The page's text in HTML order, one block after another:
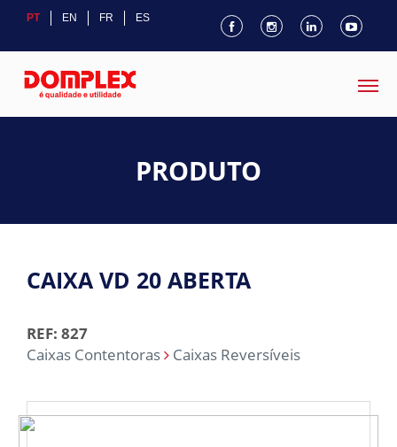
PT EN FR ES
PRODUTO
CAIXA VD 20 ABERTA
REF: 827
Caixas Contentoras
Caixas Reversíveis